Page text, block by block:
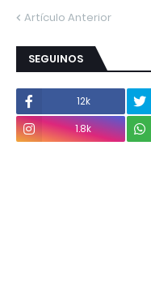
Artículo Anterior
SEGUINOS
12k
1.8k